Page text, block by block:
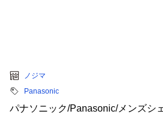
ノジマ
Panasonic
パナソニック/Panasonic/メンズシ